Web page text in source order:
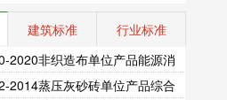
建筑标准
行业标准
2020非织造布单位产品能源消
海市地方标准）
2014蒸压灰砂砖单位产品综合